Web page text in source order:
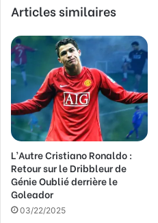
o
r
e
a
d
e
s
s
e
E
m
a
i
Articles similaires
L’Autre Cristiano Ronaldo :
Retour sur le Dribbleur de
Génie Oublié derrière le
Goleador
03/22/2025